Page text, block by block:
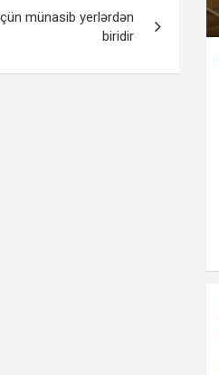
münasib yerlərdən
biridir